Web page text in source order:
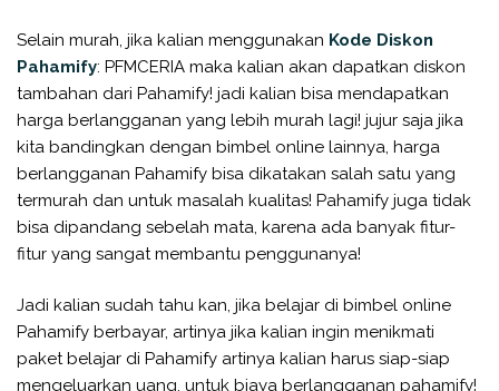
Selain murah, jika kalian menggunakan Kode Diskon
Pahamify: PFMCERIA maka kalian akan dapatkan diskon
tambahan dari Pahamify! jadi kalian bisa mendapatkan
harga berlangganan yang lebih murah lagi! jujur saja jika
kita bandingkan dengan bimbel online lainnya, harga
berlangganan Pahamify bisa dikatakan salah satu yang
termurah dan untuk masalah kualitas! Pahamify juga tidak
bisa dipandang sebelah mata, karena ada banyak fitur-
fitur yang sangat membantu penggunanya!
Jadi kalian sudah tahu kan, jika belajar di bimbel online
Pahamify berbayar, artinya jika kalian ingin menikmati
paket belajar di Pahamify artinya kalian harus siap-siap
mengeluarkan uang, untuk biaya berlangganan pahamify!